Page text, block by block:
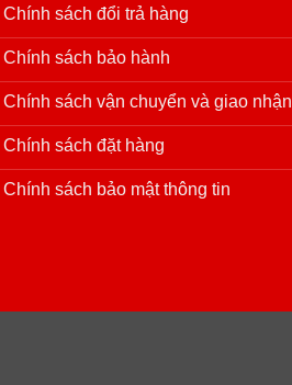
Chính sách đổi trả hàng
Chính sách bảo hành
Chính sách vận chuyển và giao nhận
Chính sách đặt hàng
Chính sách bảo mật thông tin